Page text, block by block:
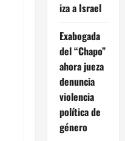
iza a Israel
Exabogada
del “Chapo”
ahora jueza
denuncia
violencia
política de
género